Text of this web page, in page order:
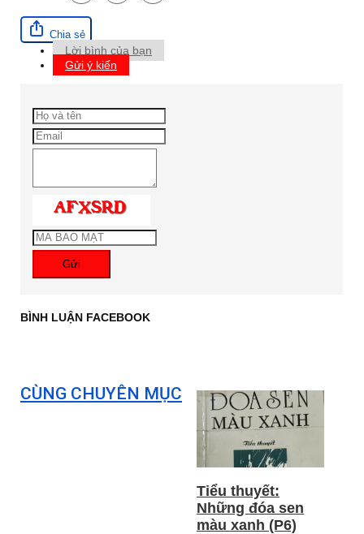
Chia sẻ
Lời bình của bạn
Gửi ý kiến
Gửi
BÌNH LUẬN FACEBOOK
CÙNG CHUYÊN MỤC
Tiểu thuyết:
Những đóa sen
màu xanh (P6)